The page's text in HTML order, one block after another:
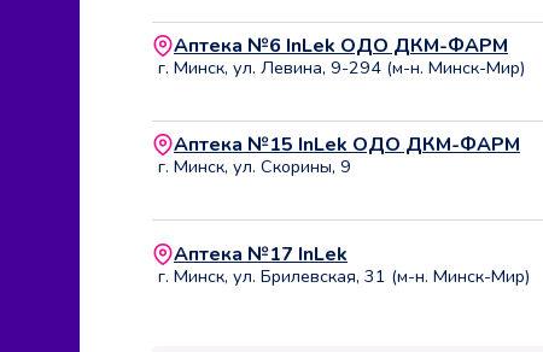
Аптека №6 InLek ОДО ДКМ-ФАРМ
г. Минск, ул. Левина, 9-294 (м-н. Минск-Мир)
Аптека №15 InLek ОДО ДКМ-ФАРМ
г. Минск, ул. Скорины, 9
Аптека №17 InLek
г. Минск, ул. Брилевская, 31 (м-н. Минск-Мир)